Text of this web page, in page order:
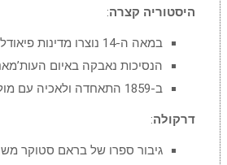
היסטוריה קצרה:
במאה ה-14 נוצרו מדינות פיאודליות באזור, כולל ולאכיה.
הנסיכות נאבקה באיום
ב-1859 התאחדה ולאכיה עם מולדובה ליצירת רומניה המודרנית.
דרקולה:
גיבור ספרו של בראם סטוקר משנת